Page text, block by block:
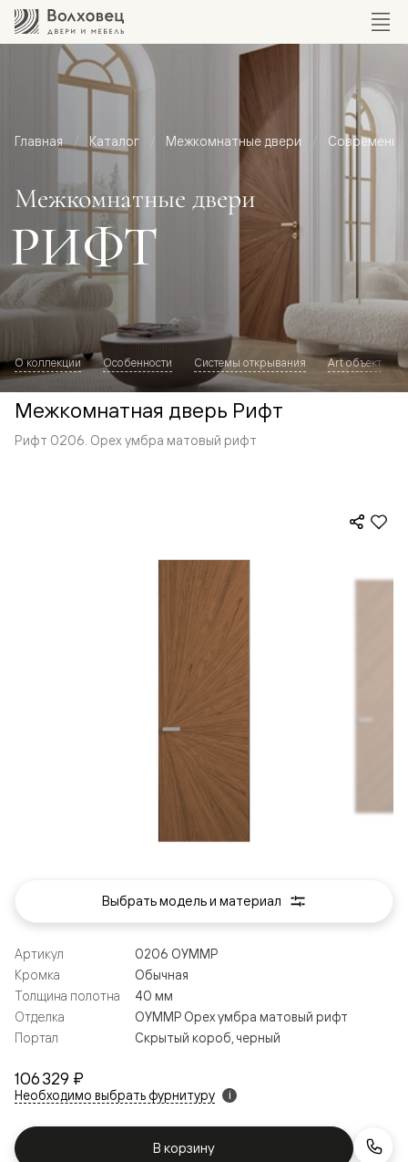
Главная Каталог Межкомнатные двери
Межкомнатные двери
РИФТ
О коллекции Особенности Системы открывания Art объект
Межкомнатная дверь Рифт
Рифт 0206. Орех умбра матовый рифт
106 329 ₽
Необходимо выбрать фурнитуру i
В корзину
Артикул
0206 ОУММР
Кромка
Обычная
Толщина полотна
40 мм
Отделка
ОУММР Орех умбра матовый рифт
Портал
Скрытый короб, черный
Выбрать модель и материал